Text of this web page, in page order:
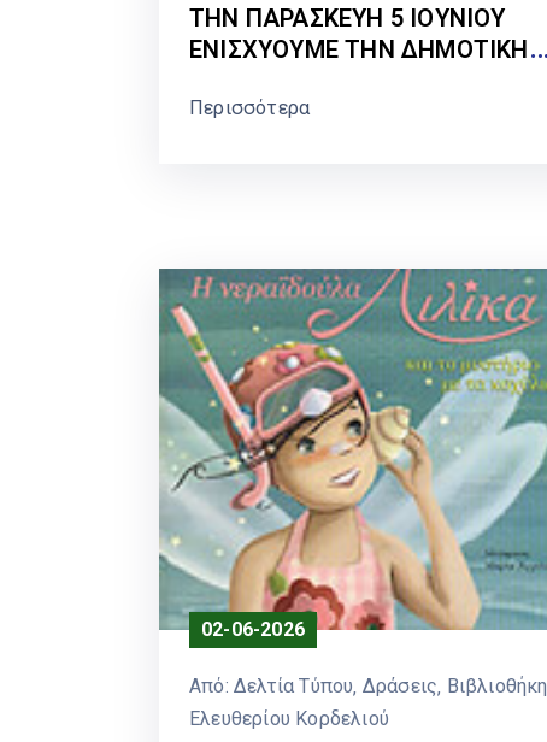
ΤΗΝ ΠΑΡΑΣΚΕΥΗ 5 ΙΟΥΝΙΟΥ
ΕΝΙΣΧΥΟΥΜΕ ΤΗΝ ΔΗΜΟΤΙΚΗ
ΟΛΟΥΣ ΘΑ ΤΗΝ ΧΡΕΙΑΣΘΟΥΜΕ
Περισσότερα
02-06-2026
Από: Δελτία Τύπου‚ Δράσεις‚ Βιβλιοθήκη
Ελευθερίου Κορδελιού